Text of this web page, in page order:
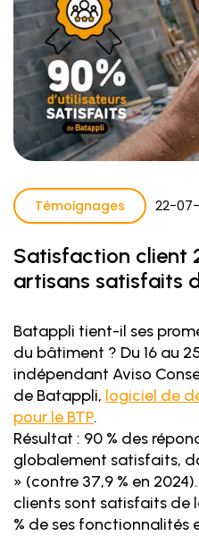
Témoignages 22-07-
Satisfaction client
artisans satisfaits
Batappli tient-il ses
du bâtiment ? Du 16 au
indépendant Aviso
de Batappli, logiciel de
pour le BTP.
Résultat : 90 % des
globalement satisfaits,
» (contre 37,9 % en
clients sont satisfaits de
% de ses fonctionnalités